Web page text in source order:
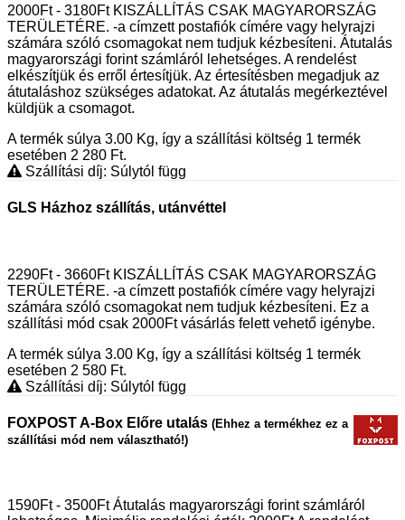
2000Ft - 3180Ft KISZÁLLÍTÁS CSAK MAGYARORSZÁG
TERÜLETÉRE. -a címzett postafiók címére vagy helyrajzi
számára szóló csomagokat nem tudjuk kézbesíteni. Átutalás
magyarországi forint számláról lehetséges. A rendelést
elkészítjük és erről értesítjük. Az értesítésben megadjuk az
átutaláshoz szükséges adatokat. Az átutalás megérkeztével
küldjük a csomagot.
A termék súlya 3.00 Kg, így a szállítási költség 1 termék
esetében 2 280 Ft.
Szállítási díj: Súlytól függ
GLS Házhoz szállítás, utánvéttel
2290Ft - 3660Ft KISZÁLLÍTÁS CSAK MAGYARORSZÁG
TERÜLETÉRE. -a címzett postafiók címére vagy helyrajzi
számára szóló csomagokat nem tudjuk kézbesíteni. Ez a
szállítási mód csak 2000Ft vásárlás felett vehető igénybe.
A termék súlya 3.00 Kg, így a szállítási költség 1 termék
esetében 2 580 Ft.
Szállítási díj: Súlytól függ
FOXPOST A-Box Előre utalás (Ehhez a termékhez ez a
szállítási mód nem választható!)
1590Ft - 3500Ft Átutalás magyarországi forint számláról